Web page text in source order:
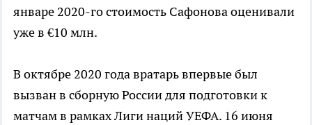
январе 2020-го стоимость Сафонова оценивали
уже в €10 млн.
В октябре 2020 года вратарь впервые был
вызван в сборную России для подготовки к
матчам в рамках Лиги наций УЕФА. 16 июня